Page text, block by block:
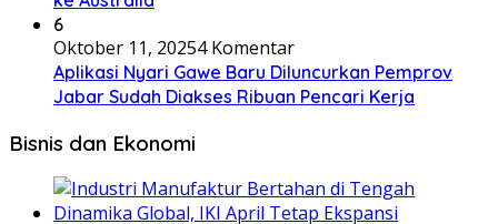
6
Oktober 11, 20254 Komentar
Aplikasi Nyari Gawe Baru Diluncurkan Pemprov
Jabar Sudah Diakses Ribuan Pencari Kerja
Bisnis dan Ekonomi